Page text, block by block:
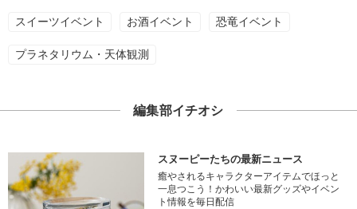
スイーツイベント お酒イベント 恐竜イベント
プラネタリウム・天体観測
編集部イチオシ
スヌーピーたちの最新ニュース
癒やされるキャラクターアイテムでほっと
一息つこう！かわいい最新グッズやイベン
ト情報を毎日配信